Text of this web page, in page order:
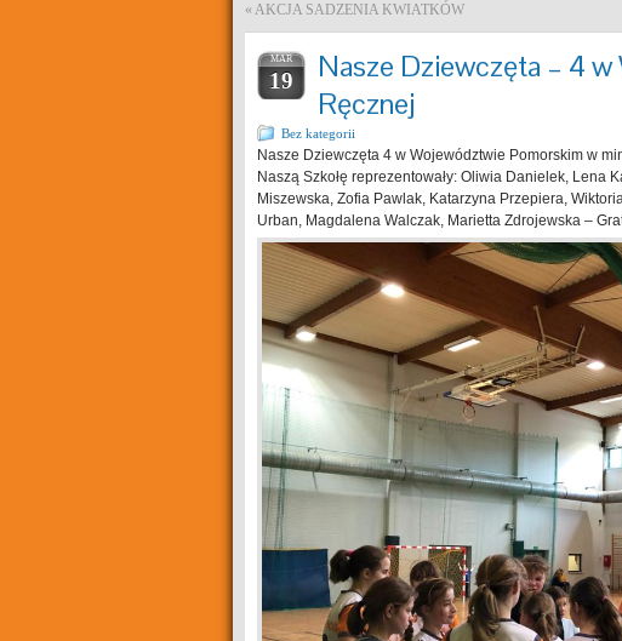
« AKCJA SADZENIA KWIATKÓW
MAR
19
Nasze Dziewczęta – 4
Ręcznej
Bez kategorii
Nasze Dziewczęta 4 w Województwie Pomorskim w
Naszą Szkołę reprezentowały: Oliwia Danielek, Lena
Miszewska, Zofia Pawlak, Katarzyna Przepiera,
Urban, Magdalena Walczak, Marietta Zdrojewska –